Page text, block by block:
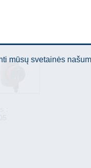
mūsų svetainės